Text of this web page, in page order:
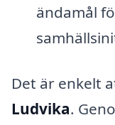
ändamål
Det är enkelt
Ludvika.